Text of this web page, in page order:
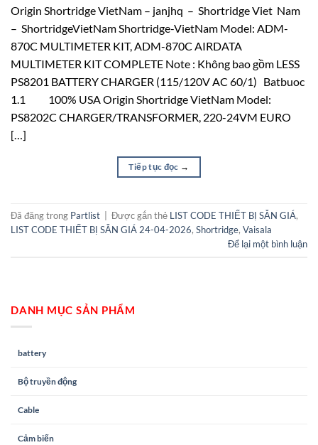
Origin Shortridge VietNam – janjhq – Shortridge Viet Nam
– ShortridgeVietNam Shortridge-VietNam Model: ADM-
870C MULTIMETER KIT, ADM-870C AIRDATA
MULTIMETER KIT COMPLETE Note : Không bao gồm LESS
PS8201 BATTERY CHARGER (115/120V AC 60/1) Batbuoc
1.1 100% USA Origin Shortridge VietNam Model:
PS8202C CHARGER/TRANSFORMER, 220-24VM EURO
[…]
Tiếp tục đọc →
Đã đăng trong Partlist Được gắn thẻ LIST CODE THIẾT BỊ SẴN GIÁ,
LIST CODE THIẾT BỊ SẴN GIÁ 24-04-2026, Shortridge, Vaisala
Để lại một bình luận
DANH MỤC SẢN PHẨM
battery
Bộ truyền động
Cable
Cảm biến